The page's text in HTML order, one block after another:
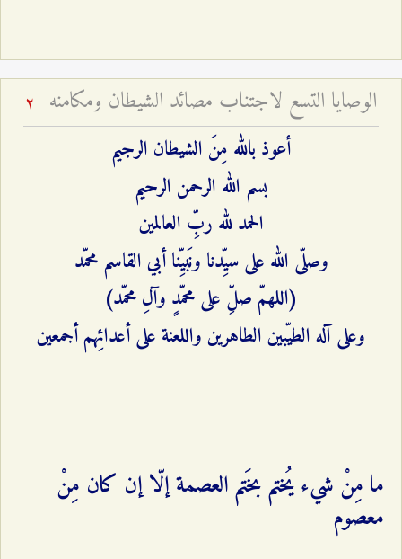
الوصايا التسع لاجتناب مصائد الشيطان ومكامنه 2
أعوذ بالله مِنَ الشيطان الرجيم
بسم الله الرحمن الرحيم
الحمد لله ربِّ العالمين
وصلّى الله على سيِّدنا ونَبيِّنا أبي القاسم محمّد
(اللهمّ صلِّ على محمّدٍ وآلِ محمّد)
وعلى آله الطيّبين الطاهرين واللعنة على أعدائِهم أجمعين
ما مِنْ شيء يُختم بخَتم العصمة إلّا إن كان مِنْ
معصوم